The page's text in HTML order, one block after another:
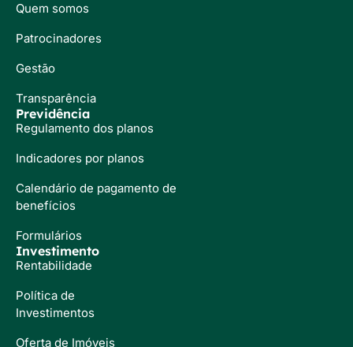
Quem somos
Patrocinadores
Gestão
Transparência
Previdência
Regulamento dos planos
Indicadores por planos
Calendário de pagamento de
benefícios
Formulários
Investimento
Rentabilidade
Política de
Investimentos
Oferta de Imóveis